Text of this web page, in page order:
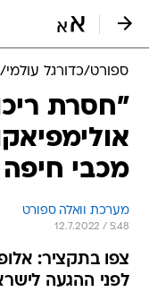
ספורט/כדורגל עולמי/
"חסרת
מכבי חיפה
מערכת וואלה ספורט
12.7.2022 / 5:48
צפו בתקציר:
לפני ההגעה